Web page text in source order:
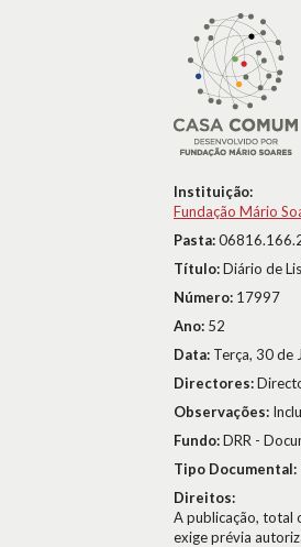
Instituição:
Fundação Mário
Pasta:
Título:Diário de
Número: 17997
Ano: 52
Data: Terça, 30 de
Directores:
Observações:
Fundo:DRR -
Tipo Documental:
Direitos:
A publicação, total
exige prévia